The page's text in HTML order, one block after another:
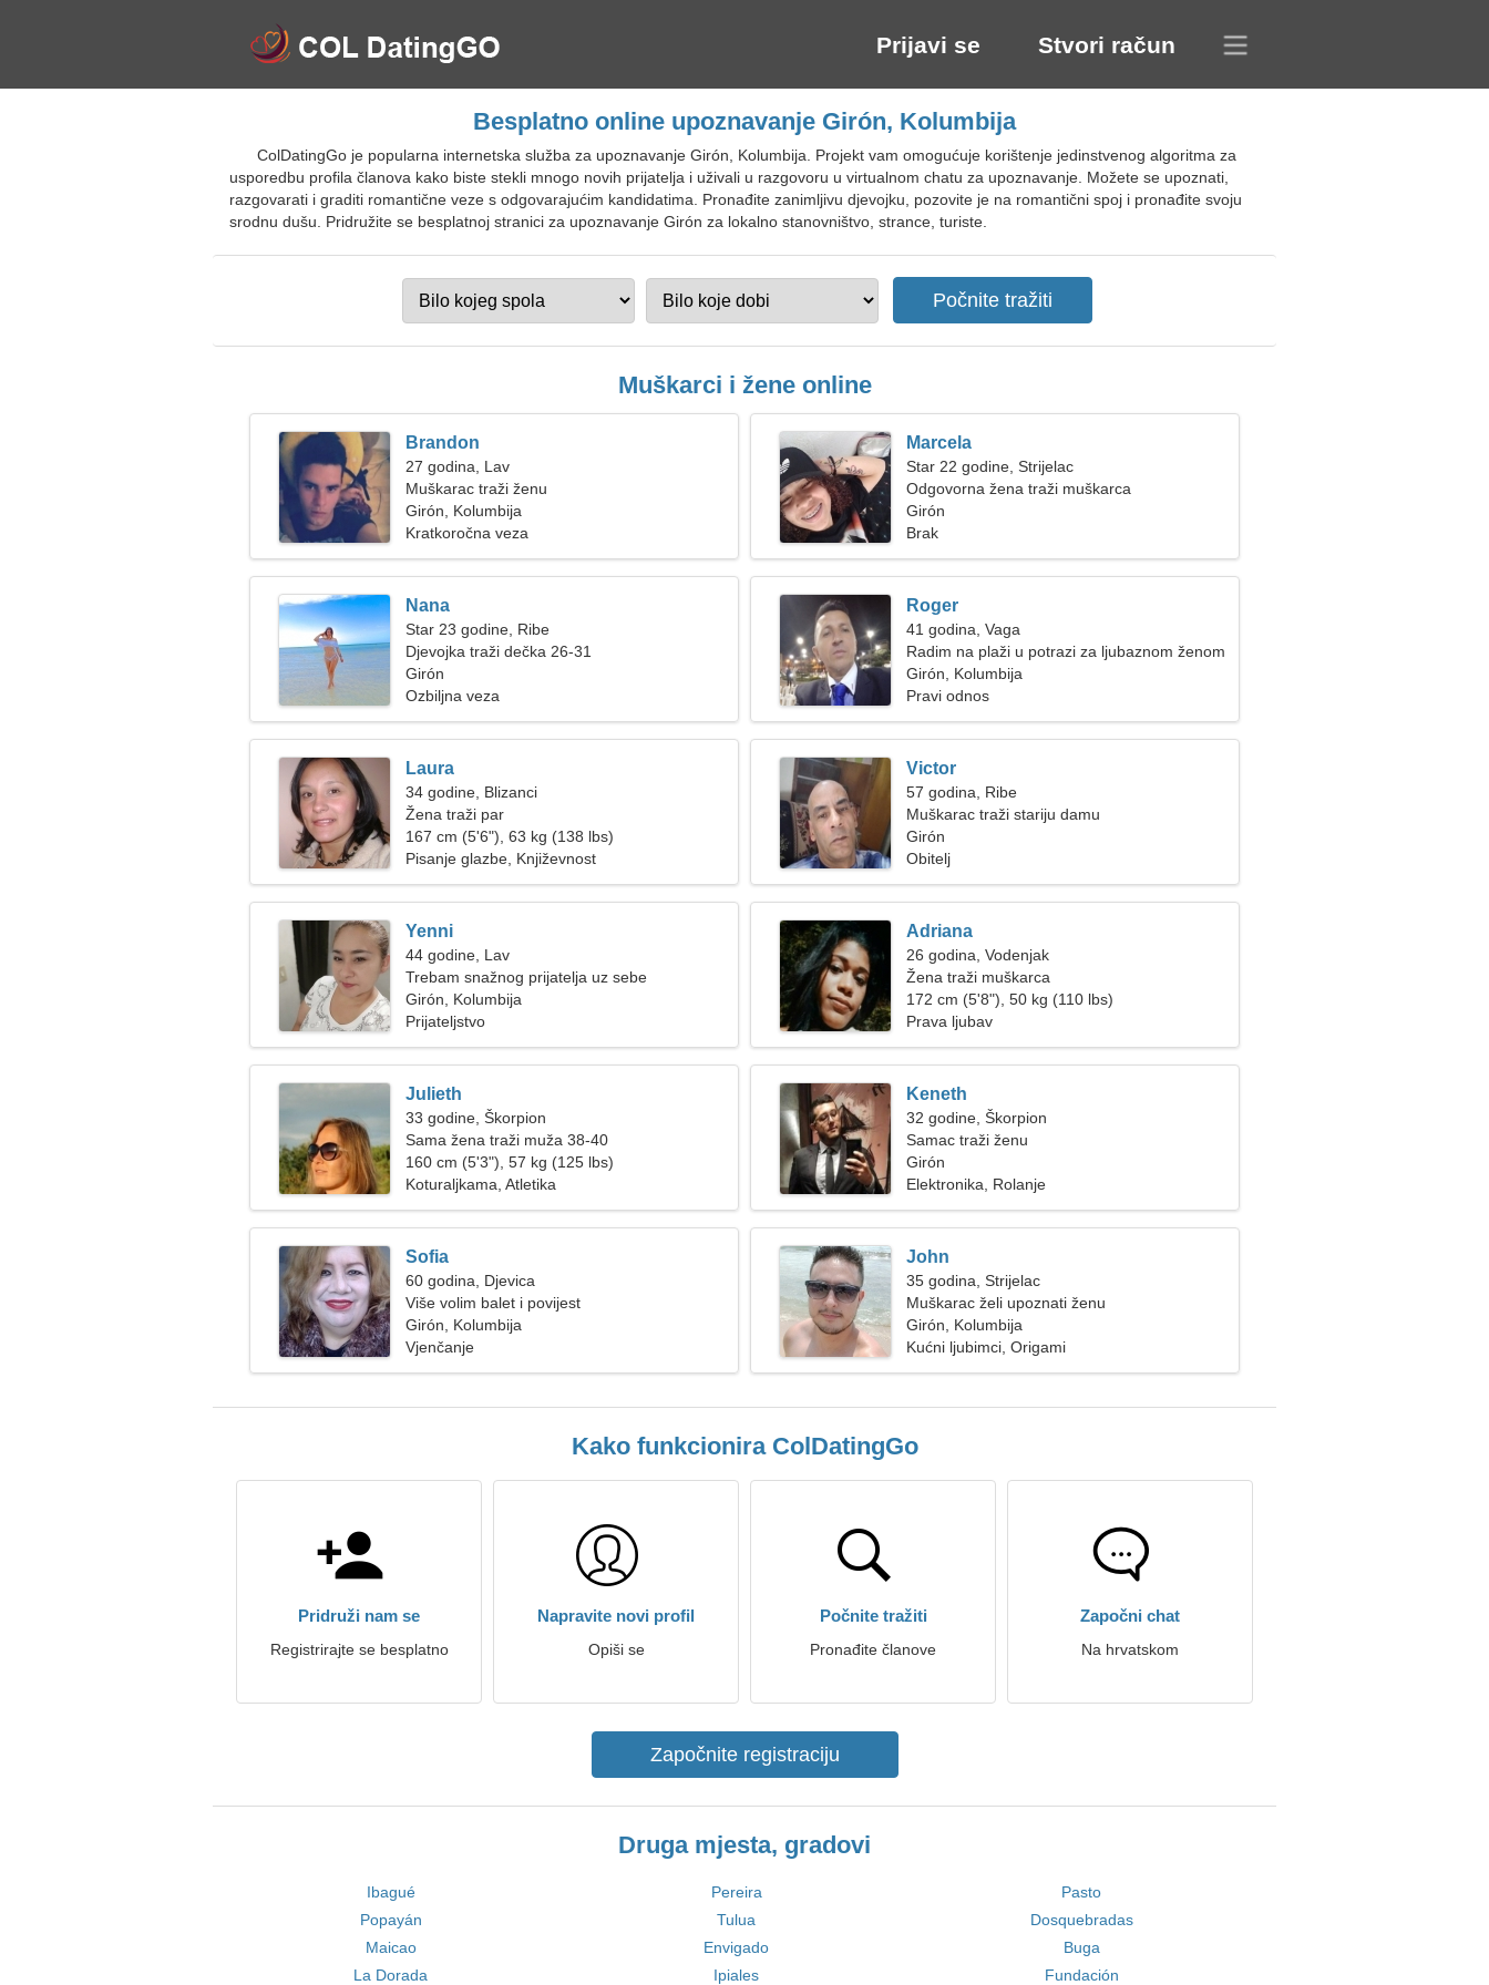
Prijavi se Stvori račun
Besplatno online upoznavanje Girón, Kolumbija
ColDatingGo je popularna internetska služba za upoznavanje Girón, Kolumbija. Projekt vam omogućuje korištenje jedinstvenog algoritma za
usporedbu profila članova kako biste stekli mnogo novih prijatelja i uživali u razgovoru u virtualnom chatu za upoznavanje. Možete se upoznati,
razgovarati i graditi romantične veze s odgovarajućim kandidatima. Pronađite zanimljivu djevojku, pozovite je na romantični spoj i pronađite svoju
srodnu dušu. Pridružite se besplatnoj stranici za upoznavanje Girón za lokalno stanovništvo, strance, turiste.
Muškarci i žene online
Brandon
27 godina, Lav
Muškarac traži ženu
Girón, Kolumbija
Kratkoročna veza
Marcela
Star 22 godine, Strijelac
Odgovorna žena traži muškarca
Girón
Brak
Nana
Star 23 godine, Ribe
Djevojka traži dečka 26-31
Girón
Ozbiljna veza
Roger
41 godina, Vaga
Radim na plaži u potrazi za ljubaznom ženom
Girón, Kolumbija
Pravi odnos
Laura
34 godine, Blizanci
Žena traži par
167 cm (5'6"), 63 kg (138 lbs)
Pisanje glazbe, Književnost
Victor
57 godina, Ribe
Muškarac traži stariju damu
Girón
Obitelj
Yenni
44 godine, Lav
Trebam snažnog prijatelja uz sebe
Girón, Kolumbija
Prijateljstvo
Adriana
26 godina, Vodenjak
Žena traži muškarca
172 cm (5'8"), 50 kg (110 lbs)
Prava ljubav
Julieth
33 godine, Škorpion
Sama žena traži muža 38-40
160 cm (5'3"), 57 kg (125 lbs)
Koturaljkama, Atletika
Keneth
32 godine, Škorpion
Samac traži ženu
Girón
Elektronika, Rolanje
Sofia
60 godina, Djevica
Više volim balet i povijest
Girón, Kolumbija
Vjenčanje
John
35 godina, Strijelac
Muškarac želi upoznati ženu
Girón, Kolumbija
Kućni ljubimci, Origami
Kako funkcionira ColDatingGo
Pridruži nam se
Registrirajte se besplatno
Napravite novi profil
Opiši se
Počnite tražiti
Pronađite članove
Započni chat
Na hrvatskom
Započnite registraciju
Druga mjesta, gradovi
Ibagué Pereira
Pasto
Popayán
Tulua
Dosquebradas
Maicao
Envigado
Buga
La Dorada
Ipiales Fundación